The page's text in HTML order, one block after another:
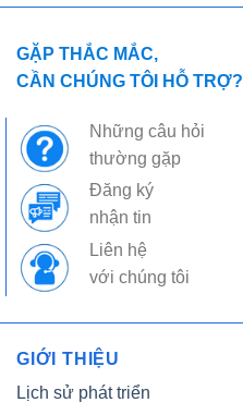
GẶP THẮC MẮC,
CẦN CHÚNG TÔI HỖ TRỢ?
Những câu hỏi
thường gặp
Đăng ký
nhận tin
Liên hệ
với chúng tôi
GIỚI THIỆU
Lịch sử phát triển